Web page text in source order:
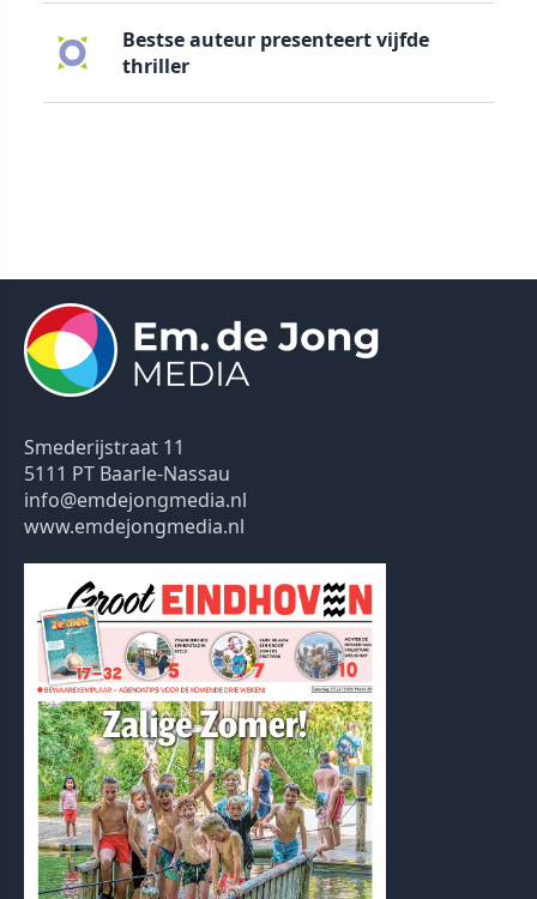
Bestse auteur presenteert vijfde
thriller
Smederijstraat 11
5111 PT Baarle-Nassau
info@emdejongmedia.nl
www.emdejongmedia.nl